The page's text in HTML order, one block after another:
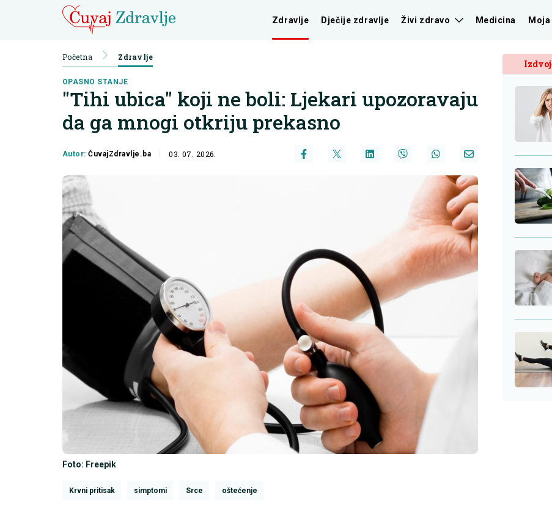
Zdravlje Dječije zdravlje Živi zdravo Medicina Moja
Početna Zdravlje
OPASNO STANJE
"Tihi ubica" koji ne boli: Ljekari upozoravaju
da ga mnogi otkriju prekasno
Autor:ČuvajZdravlje.ba 03. 07. 2026.
Foto: Freepik
Krvni pritisak simptomi Srce oštećenje